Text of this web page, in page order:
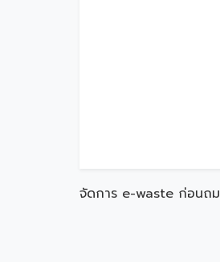
จัดการ e-waste ก่อนถม